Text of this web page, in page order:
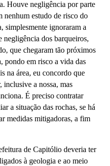
Houve negligência por parte
nenhum estudo de risco do
simplesmente ignoraram a
negligência dos barqueiros,
que chegaram tão próximos
pondo em risco a vida das
na área, eu concordo que
inclusive a nossa, mas
É preciso contratar
a situação das rochas, se há
medidas mitigadoras, a fim
de Capitólio deveria ter
à geologia e ao meio